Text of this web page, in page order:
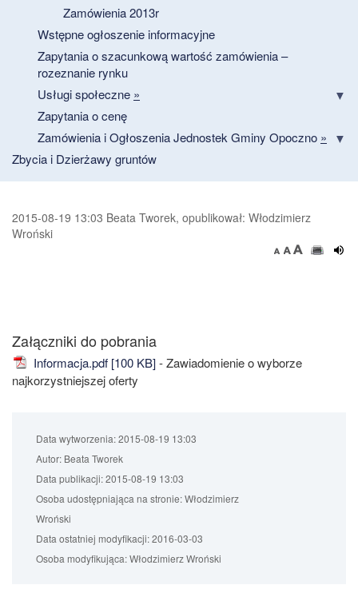
Zamówienia 2013r
Wstępne ogłoszenie informacyjne
Zapytania o szacunkową wartość zamówienia –
rozeznanie rynku
Usługi społeczne »
Zapytania o cenę
Zamówienia i Ogłoszenia Jednostek Gminy Opoczno »
Zbycia i Dzierżawy gruntów
2015-08-19 13:03 Beata Tworek, opublikował: Włodzimierz
Wroński
Załączniki do pobrania
Informacja.pdf [100 KB]- Zawiadomienie o wyborze
najkorzystniejszej oferty
Data wytworzenia:2015-08-19 13:03
Autor: Beata Tworek
Data publikacji:2015-08-19 13:03
Osoba udostępniająca na stronie:Włodzimierz
Wroński
Data ostatniej modyfikacji:2016-03-03
Osoba modyfikująca:Włodzimierz Wroński